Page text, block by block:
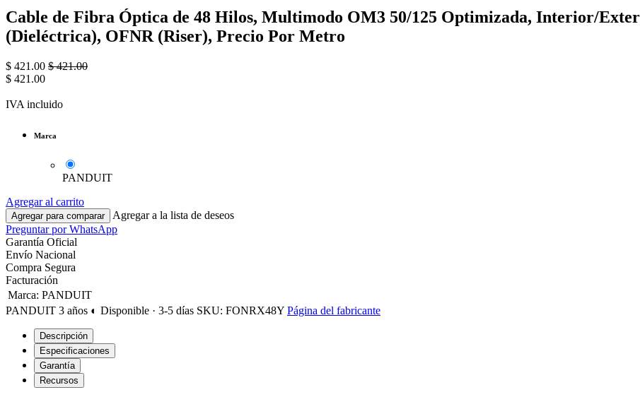
Cable de Fibra Óptica de 48 Hilos, Multimodo OM3 50/125 Optimizada, Interior/
(Dieléctrica), OFNR (Riser), Precio Por Metro
$ 421.00 $421.00
$ 421.00
IVA incluido
Marca
PANDUIT
Agregar al carrito
Agregar para comparar
Agregar a la lista de deseos
Preguntar por WhatsApp
Garantía Oficial
Envío Nacional
Compra Segura
Facturación
Marca: PANDUIT
PANDUIT 3 años ◐ Disponible · 3-5 días SKU: FONRX48Y Página del fabricante
Descripción
Especificaciones
Garantía
Recursos